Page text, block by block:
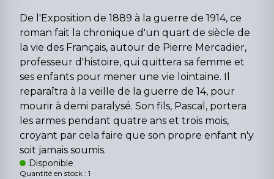
De l'Exposition de 1889 à la guerre de 1914, ce
roman fait la chronique d'un quart de siècle de
la vie des Français, autour de Pierre Mercadier,
professeur d'histoire, qui quittera sa femme et
ses enfants pour mener une vie lointaine. Il
reparaîtra à la veille de la guerre de 14, pour
mourir à demi paralysé. Son fils, Pascal, portera
les armes pendant quatre ans et trois mois,
croyant par cela faire que son propre enfant n'y
soit jamais soumis.
Disponible
Quantité en stock : 1